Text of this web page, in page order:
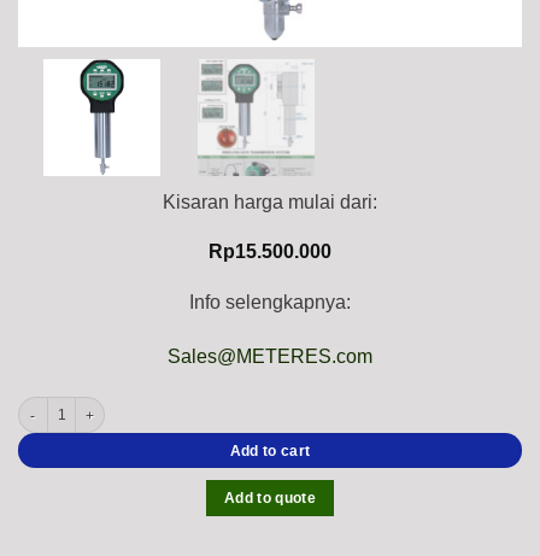
Kisaran harga mulai dari:
Rp15.500.000
Info selengkapnya:
Sales@METERES.com
INSIZE 2150 Smart High Precision Test Indicator RECHARGEABLE (Data output,
Add to cart
Add to quote